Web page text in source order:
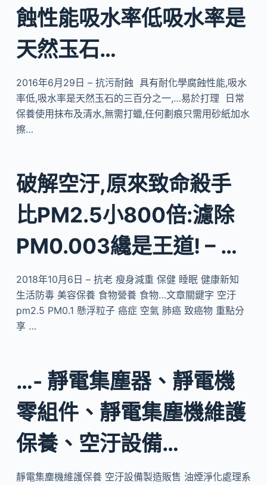
蝕性能吸水率低吸水率是
天然玉石…
2016年6月29日 – 抗污耐蝕 具有耐化學腐蝕性能,吸水
率低,吸水率是天然玉石的三百分之一,…易於打理 日常
保養使用抹布及清水,無需打蠟,任何劃痕只需用砂紙加水
擦…
破解空汙,原來致命殺手
比PM2.5小800倍:濾除
PM0.003纔是王道! – …
2018年10月6日 – 抗老 瘦身減重 保健 睡眠 健康新知
生活防毒 美容保養 食物營養 食物…文章關鍵字 空汙
pm2.5 PM0.1 懸浮粒子 癌症 空氣 肺癌 致癌物 重點分
享 …
…- 靜電集塵器、靜電機
零組件、靜電集塵機維護
保養、空汙設備…
靜電集塵機維護保養 空汙設備製造販售 油煙淨化處理系